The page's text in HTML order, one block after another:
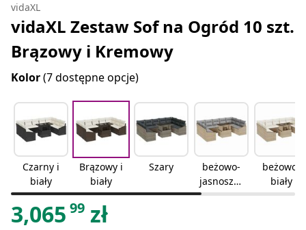
vidaXL
vidaXL Zestaw Sof na Ogród 10 szt.
Brązowy i Kremowy
Kolor(7 dostępne opcje)
Czarny i
biały
Brązowy i
biały
Szary
beżowo-
jasnoszar
y
beżowo-
biały
3,065 99 zł